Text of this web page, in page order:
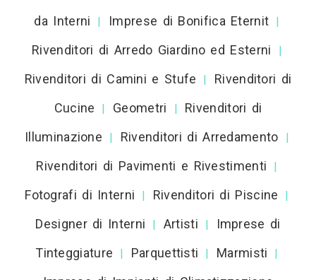
da Interni
| Imprese di Bonifica Eternit |
Rivenditori di Arredo Giardino ed Esterni |
Rivenditori di Camini e Stufe |
Rivenditori di
Cucine
| Geometri |
Rivenditori di
Illuminazione
| Rivenditori di Arredamento |
Rivenditori di Pavimenti e Rivestimenti |
Fotografi di Interni | Rivenditori di Piscine |
Designer di Interni | Artisti |
Imprese di
Tinteggiature
| Parquettisti | Marmisti |